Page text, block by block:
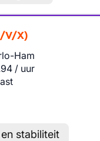
V/X)
Ham
/ uur
stabiliteit